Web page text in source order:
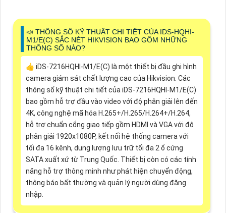
📣 THÔNG SỐ KỸ THUẬT CHI TIẾT CỦA IDS-HQHI-
M1/E(C) SẮC NÉT HIKVISION BAO GỒM NHỮNG
THÔNG SỐ NÀO?
👍 iDS-7216HQHI-M1/E(C) là một thiết bị đầu ghi hình
camera giám sát chất lượng cao của Hikvision. Các
thông số kỹ thuật chi tiết của iDS-7216HQHI-M1/E(C)
bao gồm hỗ trợ đầu vào video với độ phân giải lên đến
4K, công nghệ mã hóa H.265+/H.265/H.264+/H.264,
hỗ trợ chuẩn cổng giao tiếp gồm HDMI và VGA với độ
phân giải 1920x1080P, kết nối hệ thống camera với
tối đa 16 kênh, dung lượng lưu trữ tối đa 2 ổ cứng
SATA xuất xứ từ Trung Quốc. Thiết bị còn có các tính
năng hỗ trợ thông minh như phát hiện chuyển động,
thông báo bất thường và quản lý người dùng đăng
nhập.